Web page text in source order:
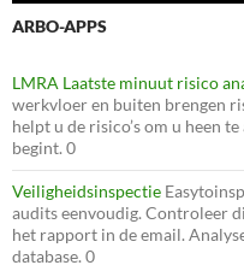
ARBO-APPS
LMRA Laatste minuut risico
werkvloer en buiten brengen
helpt u de risico’s om u heen
begint. 0
Veiligheidsinspectie
audits eenvoudig. Controleer
het rapport in de email.
database. 0